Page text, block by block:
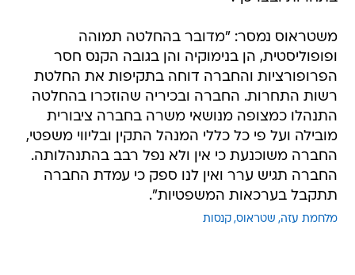
משטראוס נמסר: "מדובר בהחלטה תמוהה
ופופוליסטית, הן בנימוקיה והן בגובה הקנס חסר
הפרופורציות והחברה דוחה בתקיפות את החלטת
רשות התחרות. החברה ובכיריה שהוזכרו בהחלטה
התנהלו כמצופה מנושאי משרה בחברה ציבורית
מובילה ועל פי כל כללי המנהל התקין ובליווי משפטי,
החברה משוכנעת כי אין ולא נפל רבב בהתנהלותה.
החברה תגיש ערר ואין לנו ספק כי עמדת החברה
תתקבל בערכאות המשפטיות".
מלחמת עזה שטראוס קנסות